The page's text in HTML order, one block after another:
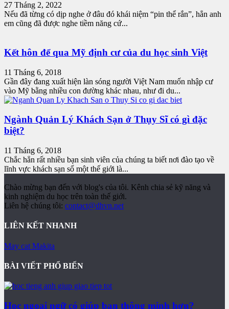
27 Tháng 2, 2022
Nếu đã từng có dịp nghe ở đâu đó khái niệm “pin thể rắn”, hẳn anh
em cũng đã được nghe tiềm năng cứ...
Kết hôn để qua Mỹ định cư của du học sinh Việt
11 Tháng 6, 2018
Gần đây đang xuất hiện làn sóng người Việt Nam muốn nhập cư
vào Mỹ bằng nhiều con đường khác nhau, như đi du...
Ngành Quản Lý Khách Sạn ở Thụy Sĩ có gì đặc
biệt?
11 Tháng 6, 2018
Chắc hẳn rất nhiều bạn sinh viên của chúng ta biết nơi đào tạo về
lĩnh vực khách sạn số một thế giới là...
Chào mừng bạn đến với blog's của tôi. Kênh chia sẻ kỹ năng và
kinh nghiệm du học trên toàn thế giới.
Liên hệ chúng tôi: contact@dhvn.net
LIÊN KẾT NHANH
May cat Makita
BÀI VIẾT PHỔ BIẾN
Học ngoại ngữ có giúp bạn thông minh hơn?